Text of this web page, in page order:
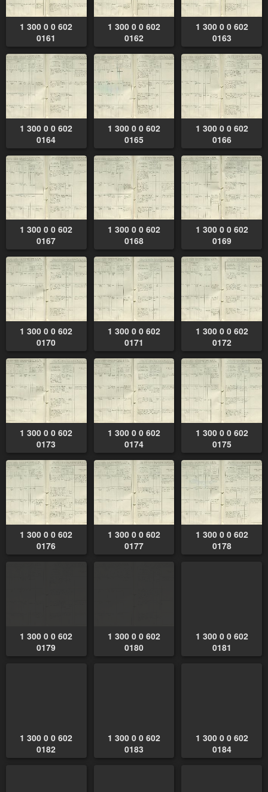
1 300 0 0 602
0161
1 300 0 0 602
0162
1 300 0 0 602
0163
1 300 0 0 602
0164
1 300 0 0 602
0165
1 300 0 0 602
0166
1 300 0 0 602
0167
1 300 0 0 602
0168
1 300 0 0 602
0169
1 300 0 0 602
0170
1 300 0 0 602
0171
1 300 0 0 602
0172
1 300 0 0 602
0173
1 300 0 0 602
0174
1 300 0 0 602
0175
1 300 0 0 602
0176
1 300 0 0 602
0177
1 300 0 0 602
0178
1 300 0 0 602
0179
1 300 0 0 602
0180
1 300 0 0 602
0181
1 300 0 0 602
0182
1 300 0 0 602
0183
1 300 0 0 602
0184